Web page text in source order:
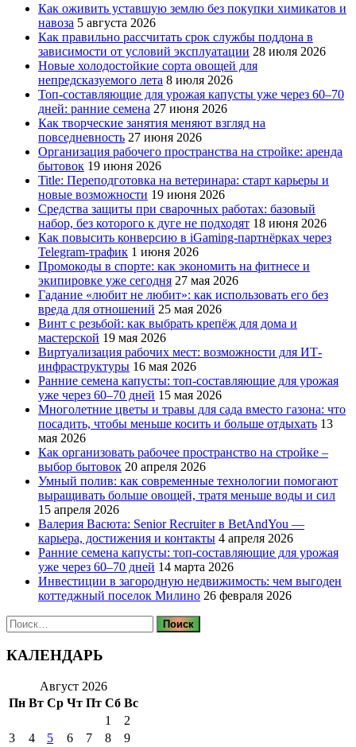
Как оживить уставшую землю без покупки химикатов и
навоза 5 августа 2026
Как правильно рассчитать срок службы поддона в
зависимости от условий эксплуатации 28 июля 2026
Новые холодостойкие сорта овощей для
непредсказуемого лета 8 июля 2026
Топ-составляющие для урожая капусты уже через 60–70
дней: ранние семена 27 июня 2026
Как творческие занятия меняют взгляд на
повседневность 27 июня 2026
Организация рабочего пространства на стройке: аренда
бытовок 19 июня 2026
Title: Переподготовка на ветеринара: старт карьеры и
новые возможности 19 июня 2026
Средства защиты при сварочных работах: базовый
набор, без которого к дуге не подходят 18 июня 2026
Как повысить конверсию в iGaming-партнёрках через
Telegram-трафик 1 июня 2026
Промокоды в спорте: как экономить на фитнесе и
экипировке уже сегодня 27 мая 2026
Гадание «любит не любит»: как использовать его без
вреда для отношений 25 мая 2026
Винт с резьбой: как выбрать крепёж для дома и
мастерской 19 мая 2026
Виртуализация рабочих мест: возможности для ИТ-
инфраструктуры 16 мая 2026
Ранние семена капусты: топ‑составляющие для урожая
уже через 60–70 дней 15 мая 2026
Многолетние цветы и травы для сада вместо газона: что
посадить, чтобы меньше косить и больше отдыхать 13
мая 2026
Как организовать рабочее пространство на стройке –
выбор бытовок 20 апреля 2026
Умный полив: как современные технологии помогают
выращивать больше овощей, тратя меньше воды и сил
15 апреля 2026
Валерия Васюта: Senior Recruiter в BetAndYou —
карьера, достижения и контакты 4 апреля 2026
Ранние семена капусты: топ‑составляющие для урожая
уже через 60–70 дней 14 марта 2026
Инвестиции в загородную недвижимость: чем выгоден
коттеджный поселок Милино 26 февраля 2026
Найти:
КАЛЕНДАРЬ
Август 2026
Пн Вт Ср Чт Пт Сб Вс
1
2
3
4 5 6 7 8 9